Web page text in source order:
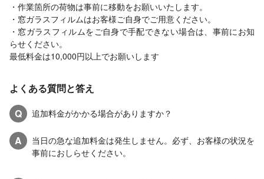
・作業箇所の荷物は事前に移動をお願いいたします。
・窓ガラスフィルムはお客様ご自身でご用意ください。
・窓ガラスフィルムをご自身で手配できない場合は、事前にお知
らせください。
最低料金は10,000円以上でお願いします
よくある質問と答え
Q
追加料金がかかる場合がありますか？
A
当日の急な追加料金は発生しません。必ず、お客様の状況を
事前におしらせください。